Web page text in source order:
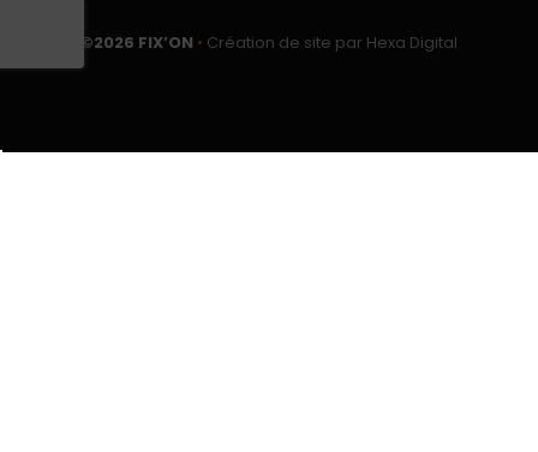
©2026 FIX’ON • Création de site par Hexa Digital